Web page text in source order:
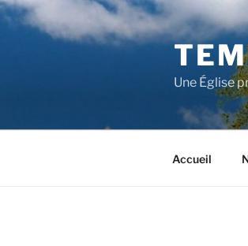
Aller
au
Une Église
Accueil